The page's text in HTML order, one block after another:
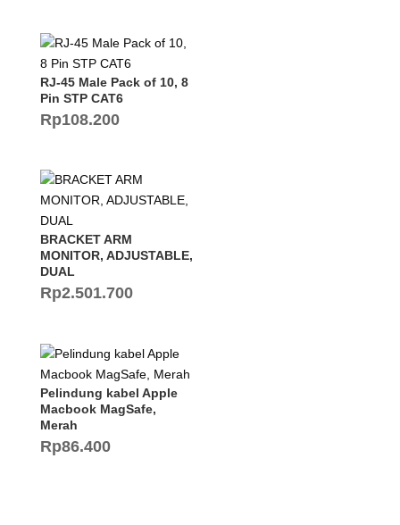
RJ-45 Male Pack of 10, 8
Pin STP CAT6
Rp108.200
BRACKET ARM
MONITOR, ADJUSTABLE,
DUAL
Rp2.501.700
Pelindung kabel Apple
Macbook MagSafe,
Merah
Rp86.400